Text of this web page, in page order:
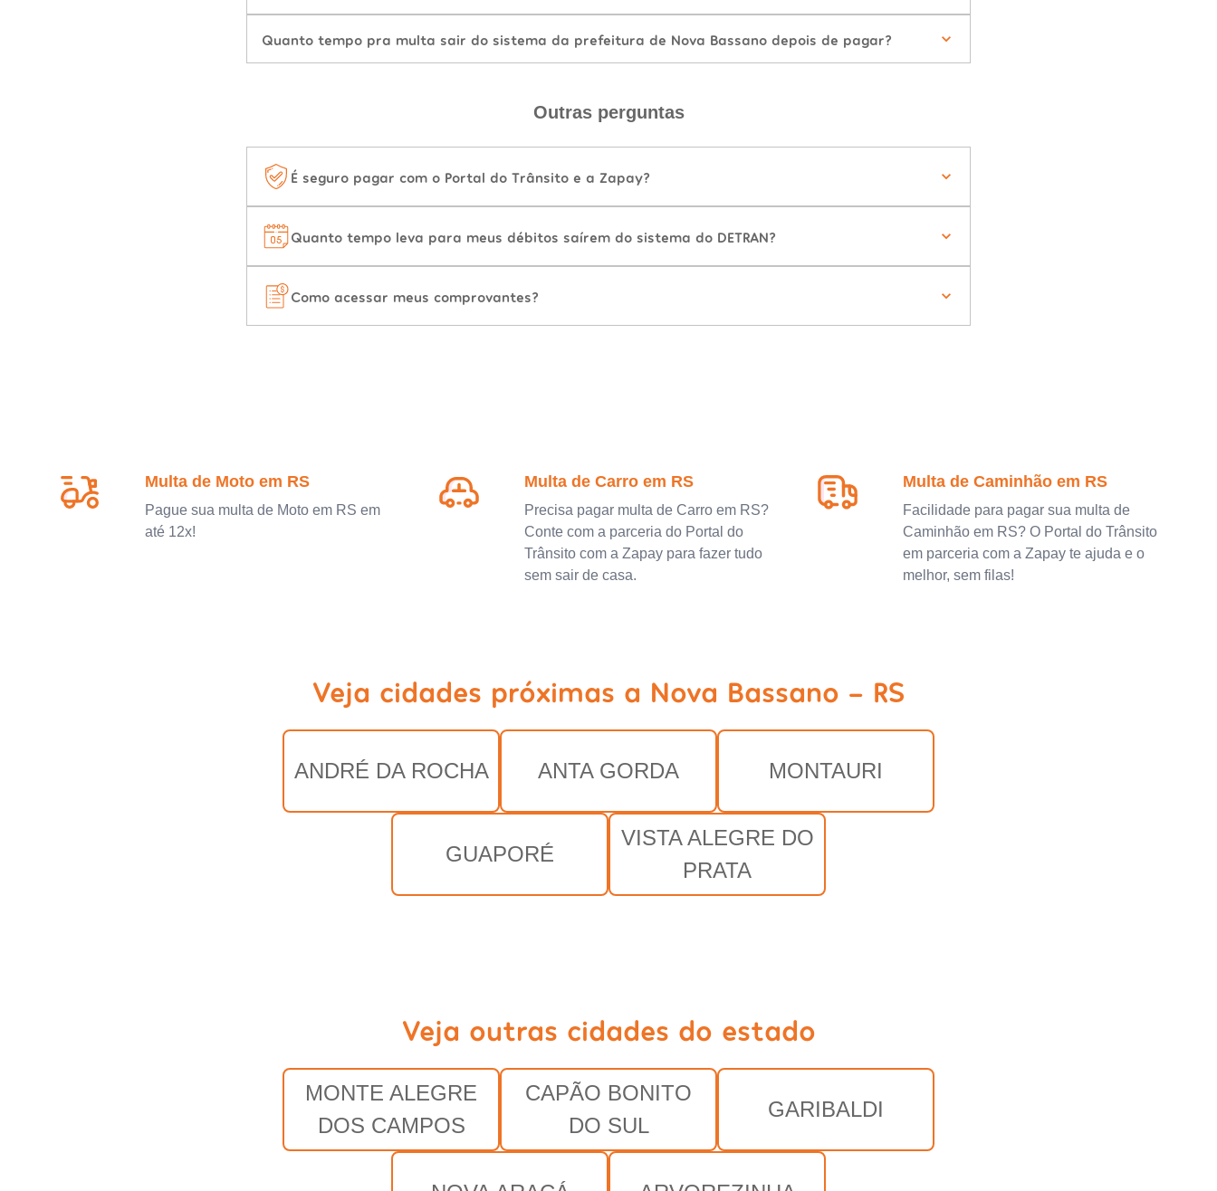
Quanto tempo pra multa sair do sistema da prefeitura de Nova Bassano depois de pagar?
Outras perguntas
É seguro pagar com o Portal do Trânsito e a Zapay?
Quanto tempo leva para meus débitos saírem do sistema do DETRAN?
Como acessar meus comprovantes?
Multa de Moto em RS
Pague sua multa de Moto em RS em
até 12x!
Multa de Carro em RS
Precisa pagar multa de Carro em RS?
Conte com a parceria do Portal do
Trânsito com a Zapay para fazer tudo
sem sair de casa.
Multa de Caminhão em RS
Facilidade para pagar sua multa de
Caminhão em RS? O Portal do Trânsito
em parceria com a Zapay te ajuda e o
melhor, sem filas!
Veja cidades próximas a Nova Bassano - RS
ANDRÉ DA ROCHA ANTA GORDA MONTAURI
GUAPORÉ
VISTA ALEGRE DO
PRATA
Veja outras cidades do estado
MONTE ALEGRE
DOS CAMPOS
CAPÃO BONITO
DO SUL
GARIBALDI